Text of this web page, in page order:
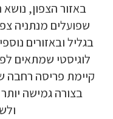
באזור הצפון,
שפועלים מנתניה
בגליל ובאזורים
לוגיסטי שמתאים
קיימת פריסה רחבה
בצורה גמישה